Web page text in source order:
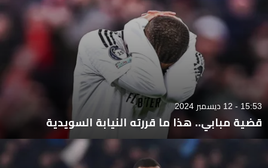
15:53 - 12 ديسمبر 2024
قضية مبابي.. هذا ما قررته النيابة السويدية